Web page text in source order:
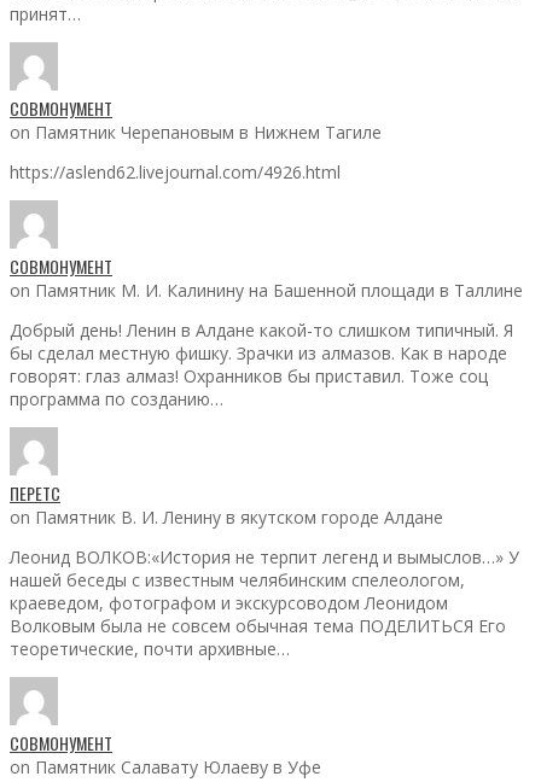
принят…
СОВМОНУМЕНТ
on Памятник Черепановым в Нижнем Тагиле
https://aslend62.livejournal.com/4926.html
СОВМОНУМЕНТ
on Памятник М. И. Калинину на Башенной площади в Таллине
Добрый день! Ленин в Алдане какой-то слишком типичный. Я
бы сделал местную фишку. Зрачки из алмазов. Как в народе
говорят: глаз алмаз! Охранников бы приставил. Тоже соц
программа по созданию…
ПЕРЕТС
on Памятник В. И. Ленину в якутском городе Алдане
Леонид ВОЛКОВ:«История не терпит легенд и вымыслов…» У
нашей беседы с известным челябинским спелеологом,
краеведом, фотографом и экскурсоводом Леонидом
Волковым была не совсем обычная тема ПОДЕЛИТЬСЯ Его
теоретические, почти архивные…
СОВМОНУМЕНТ
on Памятник Салавату Юлаеву в Уфе